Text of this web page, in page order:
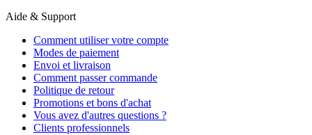
Aide & Support
Comment utiliser votre compte
Modes de paiement
Envoi et livraison
Comment passer commande
Politique de retour
Promotions et bons d'achat
Vous avez d'autres questions ?
Clients professionnels